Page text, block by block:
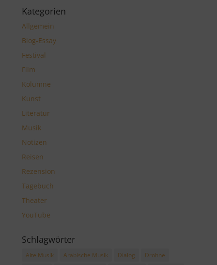
Kategorien
Allgemein
Blog-Essay
Festival
Film
Kolumne
Kunst
Literatur
Musik
Notizen
Reisen
Rezension
Tagebuch
Theater
YouTube
Schlagwörter
Alte Musik Arabische Musik Dialog
Drohne